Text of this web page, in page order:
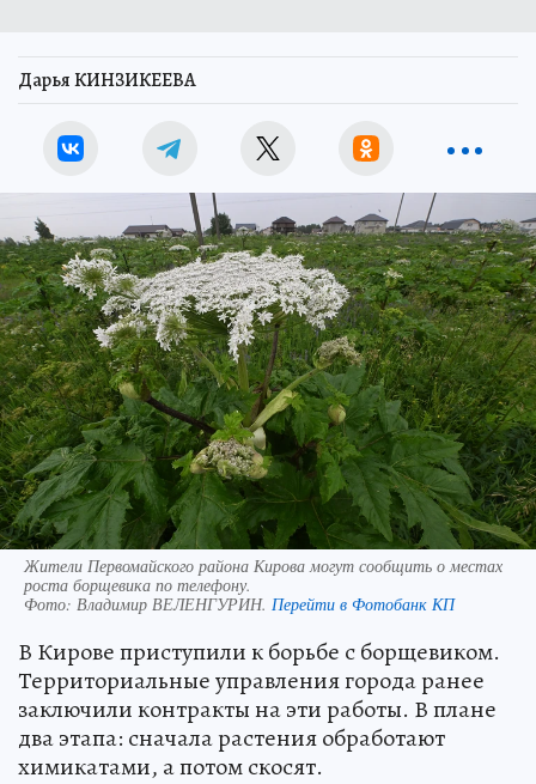
Дарья КИНЗИКЕЕВА
Жители Первомайского района Кирова могут сообщить о местах
роста борщевика по телефону.
Фото: Владимир ВЕЛЕНГУРИН. Перейти в Фотобанк КП
В Кирове приступили к борьбе с борщевиком.
Территориальные управления города ранее
заключили контракты на эти работы. В плане
два этапа: сначала растения обработают
химикатами, а потом скосят.